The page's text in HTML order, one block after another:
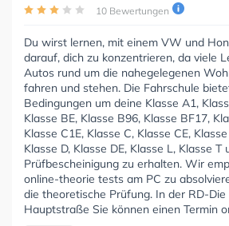
10 Bewertungen
Du wirst lernen, mit einem VW und
darauf, dich zu konzentrieren, da viele
Autos rund um die nahegelegenen
fahren und stehen. Die Fahrschule
Bedingungen um deine Klasse A1,
Klasse BE, Klasse B96, Klasse BF17,
Klasse C1E, Klasse C, Klasse CE,
Klasse D, Klasse DE, Klasse L, Klasse T
Prüfbescheinigung zu erhalten. Wir
online-theorie tests am PC zu
die theoretische Prüfung. In der RD-Die
Hauptstraße Sie können einen Termin